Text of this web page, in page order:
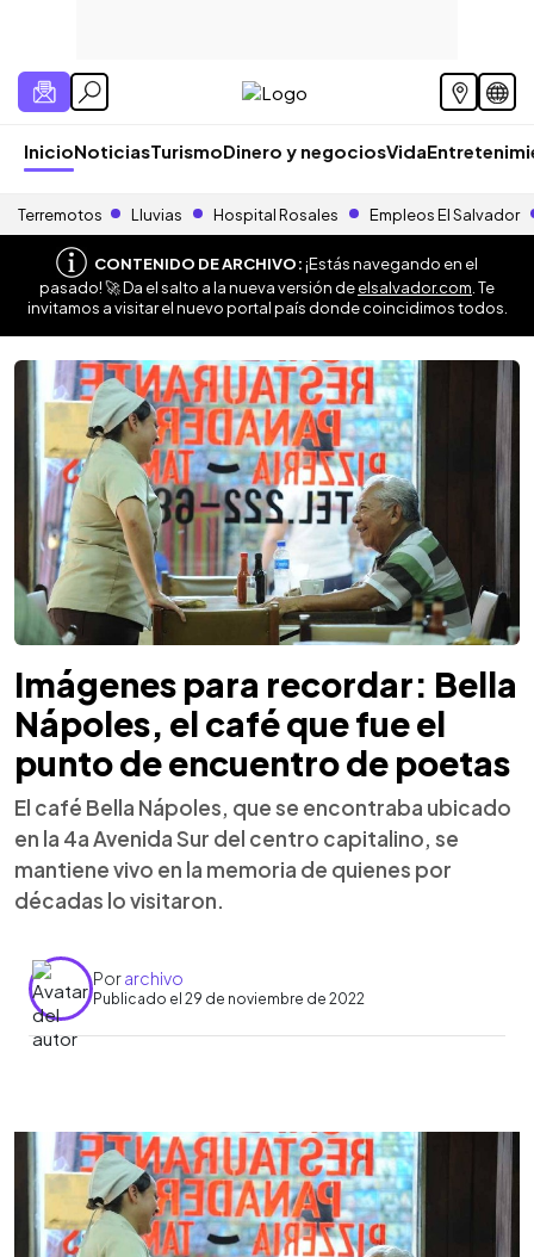
InicioNoticiasTurismoDinero y negociosVida
Terremotos Lluvias Hospital Rosales Empleos El Salvador
CONTENIDO DE ARCHIVO:¡Estás navegando en el
pasado! 🚀 Da el salto a la nueva versión deelsalvador.com . Te
invitamos a visitar el nuevo portal país donde coincidimos todos.
Imágenes para recordar: Bella
Nápoles, el café que fue el
punto de encuentro de poetas
El café Bella Nápoles, que se encontraba ubicado
en la 4a Avenida Sur del centro capitalino, se
mantiene vivo en la memoria de quienes por
décadas lo visitaron.
Porarchivo
Publicado el 29 de noviembre de 2022
► Escuchar artículo